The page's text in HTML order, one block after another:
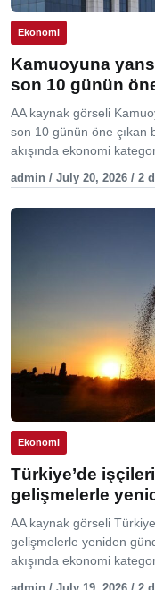
Ekonomi
Kamuoyuna
son 10 günün
AA kaynak görseli
son 10 günün öne çıkan
akışında ekonomi
admin / July 20, 2026 / 2
Ekonomi
Türkiye’de
gelişmelerle
AA kaynak görseli
gelişmelerle yeniden
akışında ekonomi